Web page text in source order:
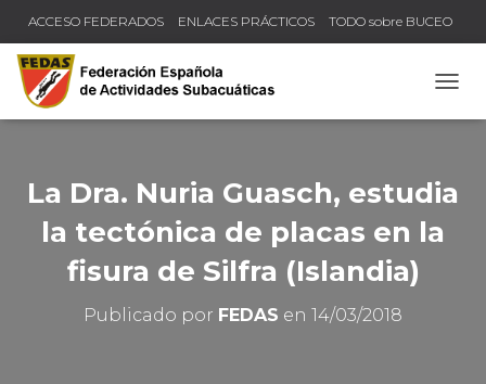
ACCESO FEDERADOS ENLACES PRÁCTICOS TODO sobre BUCEO
COMPRUEBA TU TÍTULO Y LICENCIA
La Dra. Nuria Guasch, estudia
la tectónica de placas en la
fisura de Silfra (Islandia)
Publicado por FEDAS en 14/03/2018